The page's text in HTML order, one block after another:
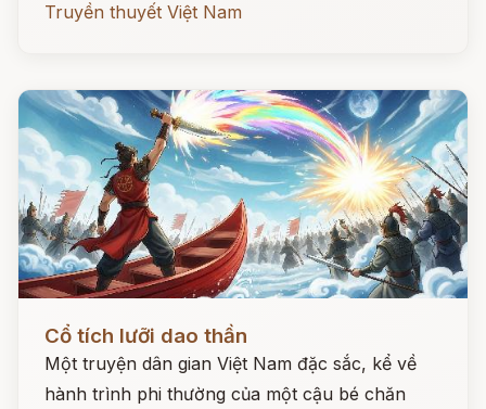
Truyền thuyết Việt Nam
Đọc ngay
Cổ tích lưỡi dao thần
Một truyện dân gian Việt Nam đặc sắc, kể về
hành trình phi thường của một cậu bé chăn